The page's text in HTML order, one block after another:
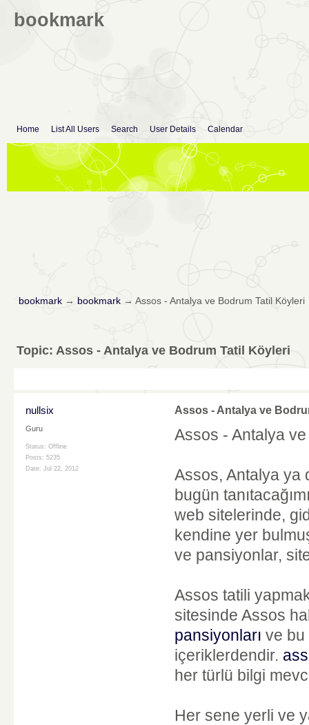
bookmark
Home List All Users Search User Details Calendar
bookmark→ bookmark→ Assos - Antalya ve Bodrum Tatil Köyleri
Topic: Assos - Antalya ve Bodrum Tatil Köyleri
nullsix
Guru
Status: Offline
Posts: 5235
Date: Jul 22, 2012
Assos - Antalya ve
Assos - Antalya
Assos, Antalya ya
bugün
web sitelerinde,
kendine yer
ve pansiyonlar,
Assos tatili
sitesinde Assos
pansiyonları ve bu
içeriklerdendir.
her türlü bilgi
Her sene yerli ve